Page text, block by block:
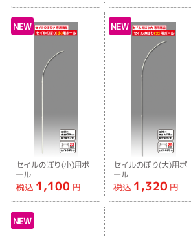
NEW
セイルのぼり(小)用ポ
ール
税込 1,100 円
NEW
セイルのぼり(大)用ポ
ール
税込 1,320 円
NEW